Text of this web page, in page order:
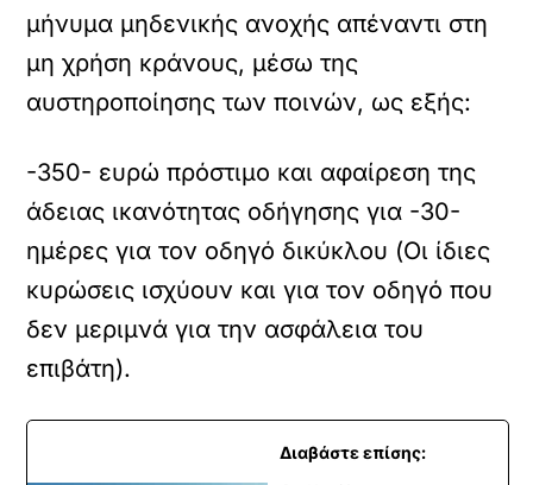
μήνυμα μηδενικής ανοχής απέναντι στη
μη χρήση κράνους, μέσω της
αυστηροποίησης των ποινών, ως εξής:
-350- ευρώ πρόστιμο και αφαίρεση της
άδειας ικανότητας οδήγησης για -30-
ημέρες για τον οδηγό δικύκλου (Οι ίδιες
κυρώσεις ισχύουν και για τον οδηγό που
δεν μεριμνά για την ασφάλεια του
επιβάτη).
Διαβάστε επίσης: